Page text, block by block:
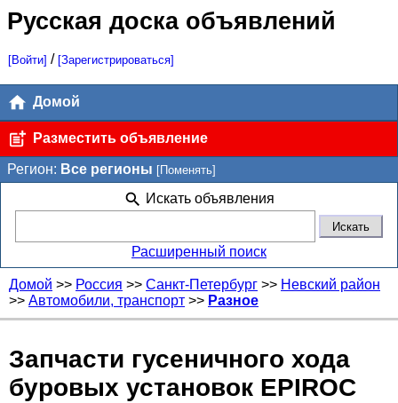
Русская доска объявлений
[Войти] / [Зарегистрироваться]
Домой
Разместить объявление
Регион: Все регионы [Поменять]
Искать объявления
Расширенный поиск
Домой >> Россия >> Санкт-Петербург >> Невский район
>> Автомобили, транспорт >> Разное
Запчасти гусеничного хода
буровых установок EPIROC